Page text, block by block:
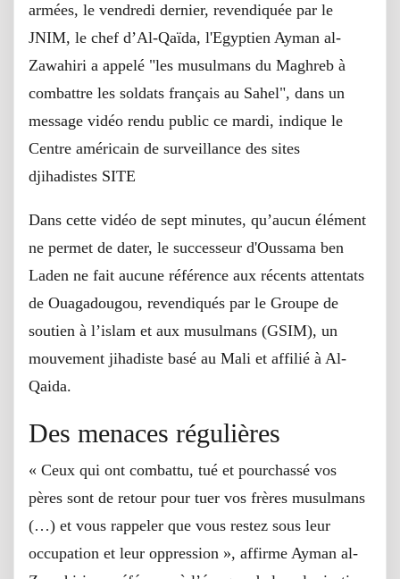
armées, le vendredi dernier, revendiquée par le
JNIM, le chef d’Al-Qaïda, l'Egyptien Ayman al-
Zawahiri a appelé "les musulmans du Maghreb à
combattre les soldats français au Sahel", dans un
message vidéo rendu public ce mardi, indique le
Centre américain de surveillance des sites
djihadistes SITE
Dans cette vidéo de sept minutes, qu’aucun élément
ne permet de dater, le successeur d'Oussama ben
Laden ne fait aucune référence aux récents attentats
de Ouagadougou, revendiqués par le Groupe de
soutien à l’islam et aux musulmans (GSIM), un
mouvement jihadiste basé au Mali et affilié à Al-
Qaida.
Des menaces régulières
« Ceux qui ont combattu, tué et pourchassé vos
pères sont de retour pour tuer vos frères musulmans
(…) et vous rappeler que vous restez sous leur
occupation et leur oppression », affirme Ayman al-